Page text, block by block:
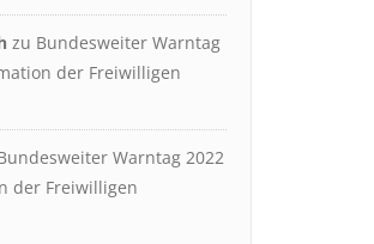
zu Bundesweiter Warntag
der Freiwilligen
Warntag 2022
der Freiwilligen